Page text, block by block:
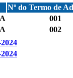
Nº do Termo de
001
002